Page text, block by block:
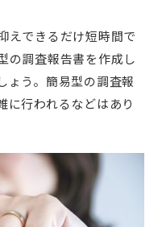
えできるだけ短時間で
の調査報告書を作成し
ょう。簡易型の調査報
に行われるなどはあり